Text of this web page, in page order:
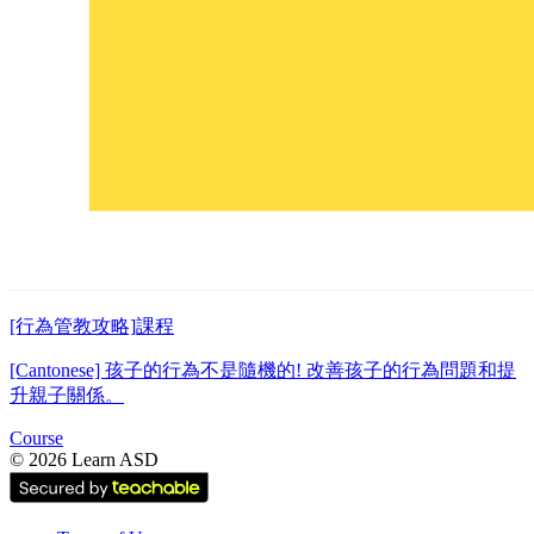
[行為管教攻略]課程
[Cantonese] 孩子的行為不是隨機的! 改善孩子的行為問題和提
升親子關係。
Course
© 2026 Learn ASD